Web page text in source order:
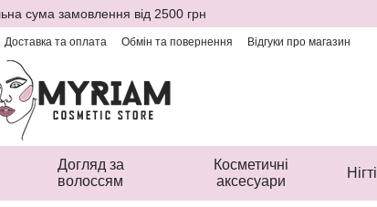
сума замовлення від 2500 грн
Доставка та оплата Обмін та повернення
Відгуки про магазин
Догляд за
волоссям
Косметичні
аксесуари
Нігті